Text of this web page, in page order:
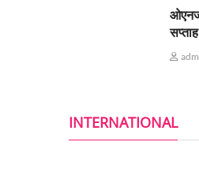
INTERNATIONAL